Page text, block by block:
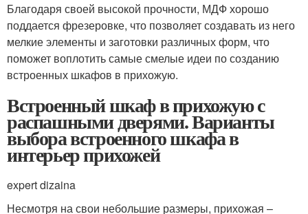
Благодаря своей высокой прочности, МДФ хорошо
поддается фрезеровке, что позволяет создавать из него
мелкие элементы и заготовки различных форм, что
поможет воплотить самые смелые идеи по созданию
встроенных шкафов в прихожую.
Встроенный шкаф в прихожую с
распашными дверями. Варианты
выбора встроенного шкафа в
интерьер прихожей
expert dizaina
Несмотря на свои небольшие размеры, прихожая –